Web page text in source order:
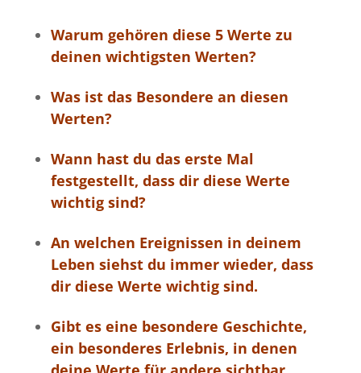
Warum gehören diese 5 Werte zu
deinen wichtigsten Werten?
Was ist das Besondere an diesen
Werten?
Wann hast du das erste Mal
festgestellt, dass dir diese Werte
wichtig sind?
An welchen Ereignissen in deinem
Leben siehst du immer wieder, dass
dir diese Werte wichtig sind.
Gibt es eine besondere Geschichte,
ein besonderes Erlebnis, in denen